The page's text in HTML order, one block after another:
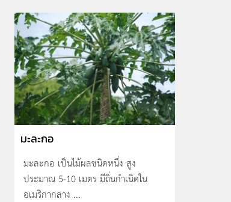
มะละกอ
มะละกอ เป็นไม้ผลชนิดหนึ่ง สูง
ประมาณ 5-10 เมตร มีถิ่นกำเนิดใน
อเมริกากลาง ...